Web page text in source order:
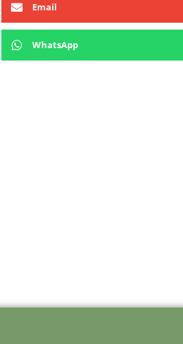
Email
WhatsApp